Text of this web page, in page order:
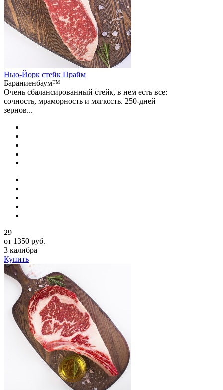
Нью-Йорк стейк Прайм
Бараниенбаум™
Очень сбалансированный стейк, в нем есть все:
сочность, мраморность и мягкость. 250-дней
зернов...
29
от 1350 руб.
3 калибра
Купить